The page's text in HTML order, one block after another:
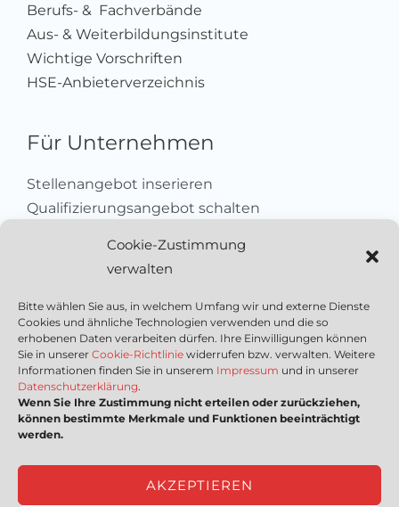
Cookie-Zustimmung
verwalten
Bitte wählen Sie aus, in welchem Umfang wir und externe Dienste
Cookies und ähnliche Technologien verwenden und die so
erhobenen Daten verarbeiten dürfen. Ihre Einwilligungen können
Sie in unserer Cookie-Richtlinie widerrufen bzw. verwalten. Weitere
Informationen finden Sie in unserem Impressum und in unserer
Datenschutzerklärung.
Wenn Sie Ihre Zustimmung nicht erteilen oder zurückziehen,
können bestimmte Merkmale und Funktionen beeinträchtigt
werden.
AKZEPTIEREN
Berufs- & Fachverbände
Aus- & Weiterbildungsinstitute
Wichtige Vorschriften
HSE-Anbieterverzeichnis
Für Unternehmen
Stellenangebot inserieren
Qualifizierungsangebot schalten
Wichtige Links
Mediadaten
Impressum
Cookie-Richtlinie (EU)